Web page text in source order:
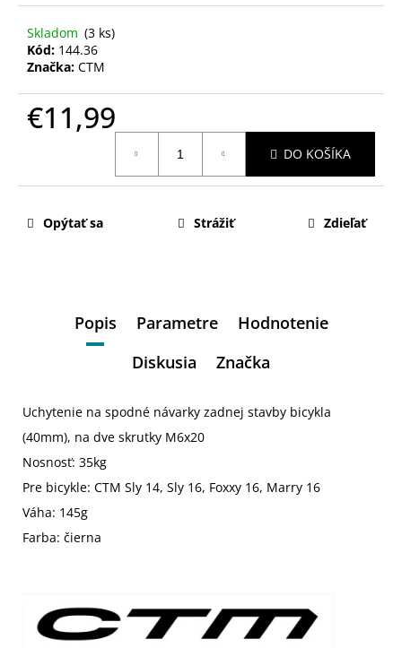
Skladom (3 ks)
Kód: 144.36
Značka: CTM
€11,99
DO KOŠÍKA
Opýtať sa Strážiť Zdieľať
Popis Parametre
Hodnotenie
Diskusia
Značka
Uchytenie na spodné návarky zadnej stavby bicykla
(40mm), na dve skrutky M6x20
Nosnosť: 35kg
Pre bicykle: CTM Sly 14, Sly 16, Foxxy 16, Marry 16
Váha: 145g
Farba: čierna